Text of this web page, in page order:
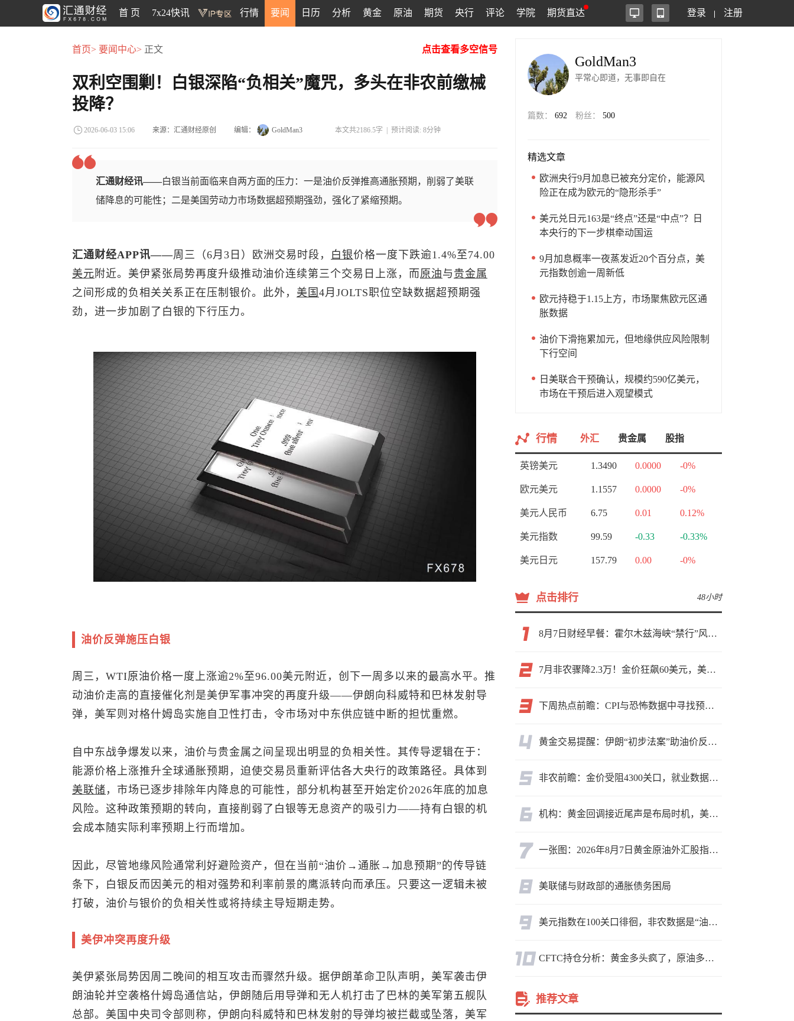
首 页 7x24快讯 行情 要闻 日历 分析 黄金 原油 期货 央行 评论 学院 期货直达 登录 注册
首页> 要闻中心> 正文 点击查看多空信号
双利空围剿！白银深陷“负相关”魔咒，多头在非农前缴械
投降？
2026-06-03 15:06 来源：汇通财经原创 编辑： GoldMan3 本文共2186.5字 |预计阅读: 8分钟
汇通财经讯——白银当前面临来自两方面的压力：一是油价反弹推高通胀预期，削弱了美联
储降息的可能性；二是美国劳动力市场数据超预期强劲，强化了紧缩预期。
汇通财经APP讯——周三（6月3日）欧洲交易时段， 白银价格一度下跌逾1.4%至74.00
美元 附近。美伊紧张局势再度升级推动油价连续第三个交易日上涨，而原油与 贵金属
之间形成的负相关关系正在压制银价。此外， 美国 4月JOLTS职位空缺数据超预期强
劲，进一步加剧了白银的下行压力。
油价反弹施压白银
周三，WTI原油价格一度上涨逾2%至96.00美元附近，创下一周多以来的最高水平。推
动油价走高的直接催化剂是美伊军事冲突的再度升级——伊朗向科威特和巴林发射导
弹，美军则对格什姆岛实施自卫性打击，令市场对中东供应链中断的担忧重燃。
自中东战争爆发以来，油价与贵金属之间呈现出明显的负相关性。其传导逻辑在于：
能源价格上涨推升全球通胀预期，迫使交易员重新评估各大央行的政策路径。具体到
美联储 ，市场已逐步排除年内降息的可能性，部分机构甚至开始定价2026年底的加息
风险。这种政策预期的转向，直接削弱了白银等无息资产的吸引力——持有白银的机
会成本随实际利率预期上行而增加。
因此，尽管地缘风险通常利好避险资产，但在当前“油价→通胀→加息预期”的传导链
条下，白银反而因美元的相对强势和利率前景的鹰派转向而承压。只要这一逻辑未被
打破，油价与银价的负相关性或将持续主导短期走势。
美伊冲突再度升级
美伊紧张局势因周二晚间的相互攻击而骤然升级。据伊朗革命卫队声明，美军袭击伊
朗油轮并空袭格什姆岛通信站，伊朗随后用导弹和无人机打击了巴林的美军第五舰队
总部。美国中央司令部则称，伊朗向科威特和巴林发射的导弹均被拦截或坠落，美军
GoldMan3
平常心即道，无事即自在
篇数： 692 粉丝： 500
精选文章
欧洲央行9月加息已被充分定价，能源风
险正在成为欧元的“隐形杀手”
美元兑日元163是“终点”还是“中点”？日
本央行的下一步棋牵动国运
9月加息概率一夜蒸发近20个百分点，美
元指数创逾一周新低
欧元持稳于1.15上方，市场聚焦欧元区通
胀数据
油价下滑拖累加元，但地缘供应风险限制
下行空间
日美联合干预确认，规模约590亿美元，
市场在干预后进入观望模式
行情 外汇 贵金属 股指
英镑美元 1.3490 0.0000 -0%
欧元美元 1.1557 0.0000 -0%
美元人民币 6.75 0.01 0.12%
美元指数 99.59 -0.33 -0.33%
美元日元 157.79 0.00 -0%
点击排行 48小时
8月7日财经早餐：霍尔木兹海峡“禁行”风波再起，油价急涨金价承压，非农夜市场博弈加剧
7月非农骤降2.3万！金价狂飙60美元，美联储9月加息预期瞬间崩塌
下周热点前瞻：CPI与恐怖数据中寻找预期差
黄金交易提醒：伊朗“初步法案”助油价反弹逾3%，金价小幅承压，非农重磅来袭！
非农前瞻：金价受阻4300关口，就业数据是“火上浇油”还是“釜底抽薪”？
机构：黄金回调接近尾声是布局时机，美元后市或走弱转为利多因素
一张图：2026年8月7日黄金原油外汇股指“枢纽点+多空持仓信号”一览
美联储与财政部的通胀债务困局
美元指数在100关口徘徊，非农数据是“油门”还是“刹车”？
CFTC持仓分析：黄金多头疯了，原油多头跑了，日元空头投降了！
推荐文章